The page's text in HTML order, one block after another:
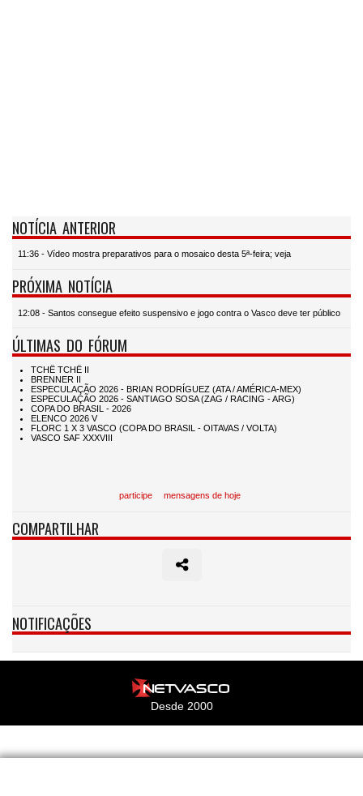
NOTÍCIA ANTERIOR
11:36 - Vídeo mostra preparativos para o mosaico desta 5ª-feira; veja
PRÓXIMA NOTÍCIA
12:08 - Santos consegue efeito suspensivo e jogo contra o Vasco deve ter público
ÚLTIMAS DO FÓRUM
participe mensagens de hoje
COMPARTILHAR
NOTIFICAÇÕES
Desde 2000